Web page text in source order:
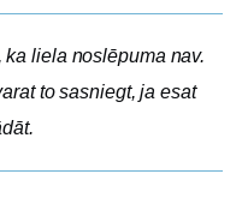
liela noslēpuma nav.
to sasniegt, ja esat